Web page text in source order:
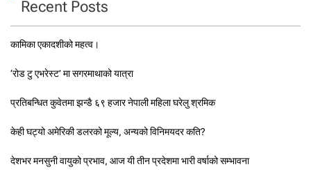
Recent Posts
कामिका एकादशीको महत्व।
‘रोड टु एभरेस्ट’ मा सगरमाथाको यात्रा
प्रतिबन्धित कुवेतमा झन्डै ६९ हजार नेपाली महिला घरेलु श्रमिक
केही घट्यो अमेरिकी डलरको मूल्य, अन्यको विनिमयदर कति?
देशभर मनसुनी वायुको प्रभाव, आज यी तीन प्रदेशमा भारी वर्षाको सम्भावना